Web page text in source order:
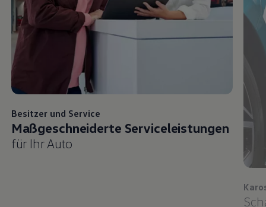
Besitzer und Service
Maßgeschneiderte Serviceleistungen
für Ihr Auto